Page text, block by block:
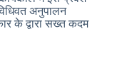
अनुपालन
के द्वारा सख्त कदम